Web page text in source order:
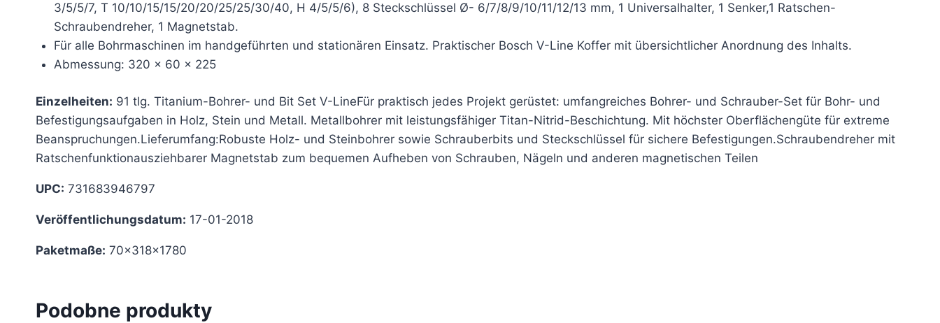
3/5/5/7, T 10/10/15/15/20/20/25/25/30/40, H 4/5/5/6), 8 Steckschlüssel Ø- 6/7/8/9/10/11/12/13 mm, 1 Universalhalter, 1 Senker,1 Ratschen-
Schraubendreher, 1 Magnetstab.
Für alle Bohrmaschinen im handgeführten und stationären Einsatz. Praktischer Bosch V-Line Koffer mit übersichtlicher Anordnung des Inhalts.
Abmessung: 320 x 60 x 225
Einzelheiten: 91 tlg. Titanium-Bohrer- und Bit Set V-LineFür praktisch jedes Projekt gerüstet: umfangreiches Bohrer- und Schrauber-Set für Bohr- und
Befestigungsaufgaben in Holz, Stein und Metall. Metallbohrer mit leistungsfähiger Titan-Nitrid-Beschichtung. Mit höchster Oberflächengüte für extreme
Beanspruchungen.Lieferumfang:Robuste Holz- und Steinbohrer sowie Schrauberbits und Steckschlüssel für sichere Befestigungen.Schraubendreher mit
Ratschenfunktionausziehbarer Magnetstab zum bequemen Aufheben von Schrauben, Nägeln und anderen magnetischen Teilen
UPC: 731683946797
Veröffentlichungsdatum: 17-01-2018
Paketmaße: 70x318x1780
Podobne produkty